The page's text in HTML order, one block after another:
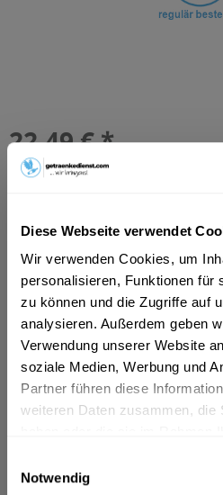
Diese Webseite verwendet
Wir verwenden Cookies, um
personalisieren, Funktionen für
zu können und die Zugriffe auf
analysieren. Außerdem geben
Verwendung unserer Website
soziale Medien, Werbung und
Partner führen diese
weiteren Daten zusammen, die
Notwendig
22,49 € *
Inhalt:5 Liter (4,50 € * / 1 Liter)
inkl. MwSt.ggf. zzgl. Erschwerniszuschlag
MEHRWEG
+2,30 € Pfand
In
Artikel-Nr.: 15013
Beschreibung
mehr
Orangensaft